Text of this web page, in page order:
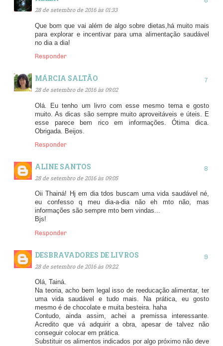
28 de setembro de 2016 às 01:33
Que bom que vai além de algo sobre dietas,há muito mais
para explorar e incentivar para uma alimentação saudável
no dia a dia!
Responder
MÁRCIA SALTÃO
28 de setembro de 2016 às 09:02
Olá. Eu tenho um livro com esse mesmo tema e gosto
muito. As dicas são sempre muito aproveitáveis e úteis. E
esse parece bem rico em informações. Ótima dica.
Obrigada. Beijos.
Responder
ALINE SANTOS
28 de setembro de 2016 às 09:05
Oii Thainá! Hj em dia tdos buscam uma vida saudável né,
eu confesso q meu dia-a-dia não eh mto não, mas
informações são sempre mto bem vindas...
Bjs!
Responder
DESBRAVADORES DE LIVROS
28 de setembro de 2016 às 09:22
Olá, Tainá.
Na teoria, acho bem legal isso de reeducação alimentar, ter
uma vida saudável e tudo mais. Na prática, eu gosto
mesmo é de chocolate e muita besteira. haha
Contudo, ainda assim, achei a premissa interessante.
Acredito que vá adquirir a obra, apesar de talvez não
conseguir colocar em prática.
Substituir os alimentos indicados por algo próximo não deve